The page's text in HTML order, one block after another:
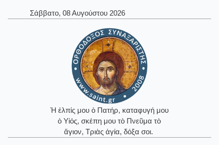
Σάββατο, 08 Αυγούστου 2026
Ἡ ἐλπίς μου ὁ Πατήρ, καταφυγή μου
ὁ Υἱός, σκέπη μου τὸ Πνεῦμα τὸ
ἅγιον, Τριὰς ἁγία, δόξα σοι.